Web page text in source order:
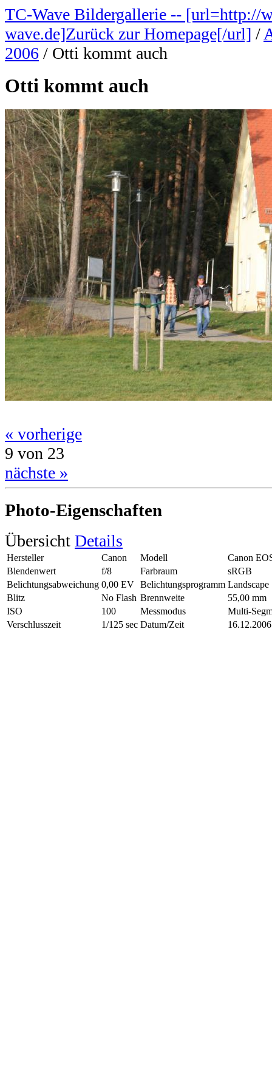
TC-Wave Bildergallerie -- [url=http://
wave.de]Zurück zur Homepage[/url] /
2006 / Otti kommt auch
Otti kommt auch
« vorherige
9 von 23
nächste »
Photo-Eigenschaften
Übersicht Details
Hersteller Canon Modell
Canon
Blendenwert
f/8 Farbraum
sRGB
Belichtungsabweichung 0,00 EV Belichtungsprogramm Landscape
Blitz
No Flash Brennweite
55,00 mm
ISO
100 Messmodus
Multi-
Verschlusszeit
1/125 sec Datum/Zeit